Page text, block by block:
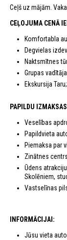
Ceļš uz mājām.
CEĻOJUMA CENĀ
Komfortabla
Degvielas
Naktsmītnes
Grupas
Ekskursija Taru;
PAPILDU
Veselības
Papildvieta
Piemaksa par
Zinātnes
Ūdens
Skolēniem,
Vastselīnas
INFORMĀCIJAI:
Jūsu vieta